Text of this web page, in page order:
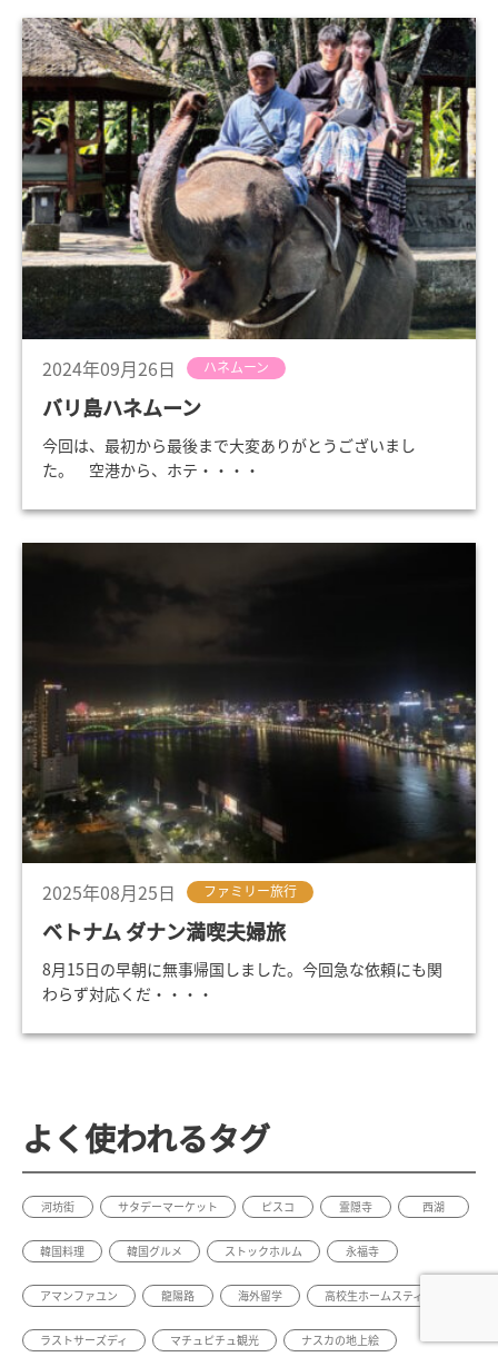
2024年09月26日 ハネムーン
バリ島ハネムーン
今回は、最初から最後まで大変ありがとうございまし
た。 空港から、ホテ・・・・
2025年08月25日 ファミリー旅行
ベトナム ダナン満喫夫婦旅
8月15日の早朝に無事帰国しました。今回急な依頼にも関
わらず対応くだ・・・・
よく使われるタグ
河坊街 サタデーマーケット ピスコ 霊隠寺 西湖
韓国料理 韓国グルメ ストックホルム 永福寺
アマンファユン 龍陽路 海外留学 高校生ホームスティ
ラストサーズディ マチュピチュ観光 ナスカの地上絵